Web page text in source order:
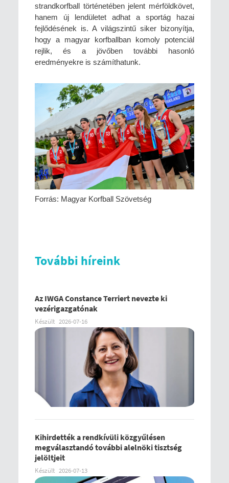
strandkorfball történetében jelent mérföldkövet,
hanem új lendületet adhat a sportág hazai
fejlődésének is. A világszintű siker bizonyítja,
hogy a magyar korfballban komoly potenciál
rejlik, és a jövőben további hasonló
eredményekre is számíthatunk.
Forrás: Magyar Korfball Szövetség
További híreink
Az IWGA Constance Terriert nevezte ki
vezérigazgatónak
Készült 2026-07-16
Kihirdették a rendkívüli közgyűlésen
megválasztandó további alelnöki tisztség
jelöltjeit
Készült 2026-07-13